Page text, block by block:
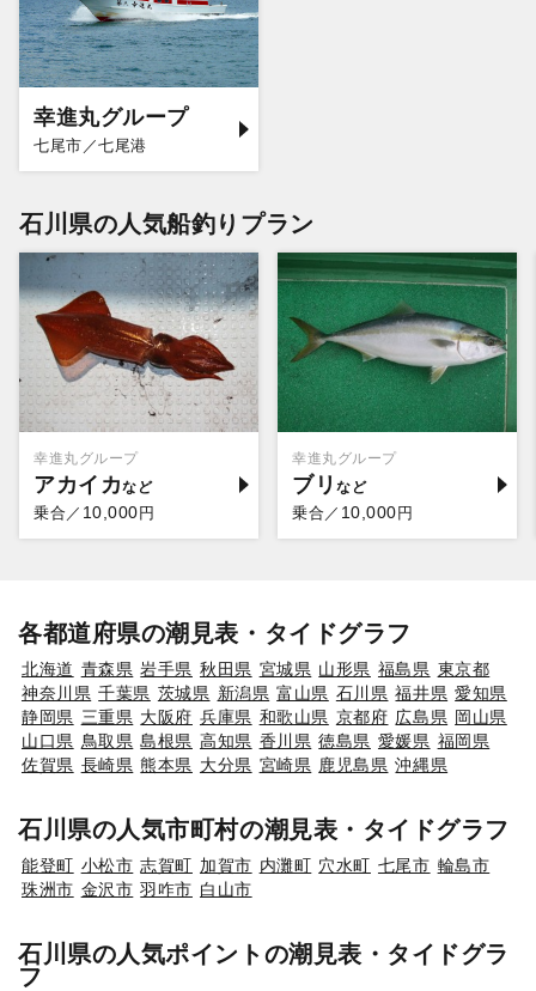
幸進丸グループ
七尾市／七尾港
石川県の人気船釣りプラン
幸進丸グループ
アカイカ
乗合／ 10,000円
幸進丸グループ
ブリ
乗合／ 10,000円
各都道府県の潮見表・タイドグラフ
北海道 青森県 岩手県 秋田県 宮城県 山形県 福島県 東京都
神奈川県 千葉県 茨城県 新潟県 富山県 石川県 福井県 愛知県
静岡県 三重県 大阪府 兵庫県 和歌山県 京都府 広島県 岡山県
山口県 鳥取県 島根県 高知県 香川県 徳島県 愛媛県 福岡県
佐賀県 長崎県 熊本県 大分県 宮崎県 鹿児島県 沖縄県
石川県の人気市町村の潮見表・タイドグラフ
能登町 小松市 志賀町 加賀市 内灘町 穴水町 七尾市 輪島市
珠洲市 金沢市 羽咋市 白山市
石川県の人気ポイントの潮見表・タイドグラ
フ